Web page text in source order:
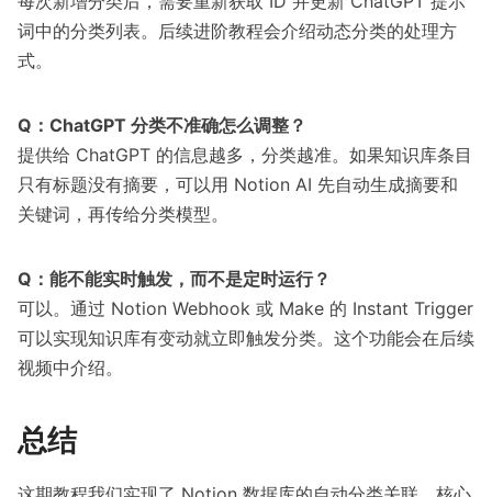
词中的分类列表。后续进阶教程会介绍动态分类的处理方
式。
Q：ChatGPT 分类不准确怎么调整？
提供给 ChatGPT 的信息越多，分类越准。如果知识库条目
只有标题没有摘要，可以用 Notion AI 先自动生成摘要和
关键词，再传给分类模型。
Q：能不能实时触发，而不是定时运行？
可以。通过 Notion Webhook 或 Make 的 Instant Trigger
可以实现知识库有变动就立即触发分类。这个功能会在后续
视频中介绍。
总结